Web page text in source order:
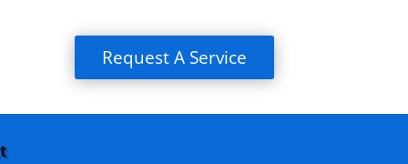
Request A Service